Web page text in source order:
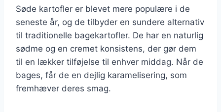
Søde kartofler er blevet mere populære i de
seneste år, og de tilbyder en sundere alternativ
til traditionelle bagekartofler. De har en naturlig
sødme og en cremet konsistens, der gør dem
til en lækker tilføjelse til enhver middag. Når de
bages, får de en dejlig karamelisering, som
fremhæver deres smag.